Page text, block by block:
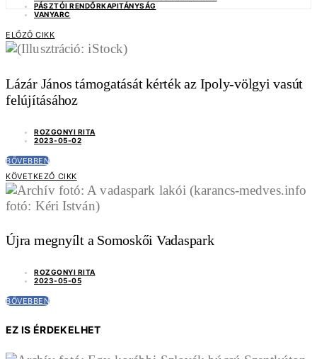
PÁSZTÓI RENDŐRKAPITÁNYSÁG
VANYARC
ELŐZŐ CIKK
Lázár János támogatását kérték az Ipoly-völgyi vasút
felújításához
ROZGONYI RITA
2023-05-02
BŐVEBBEN
KÖVETKEZŐ CIKK
Újra megnyílt a Somoskői Vadaspark
ROZGONYI RITA
2023-05-05
BŐVEBBEN
EZ IS ÉRDEKELHET